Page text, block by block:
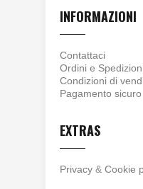
INFORMAZIONI
Contattaci
Ordini e Spedizioni
Condizioni di
Pagamento sicuro
EXTRAS
Privacy & Cookie